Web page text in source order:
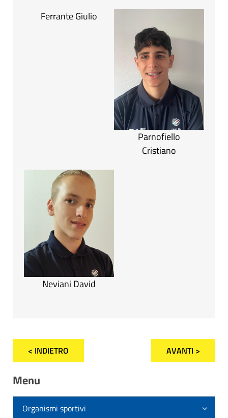
Ferrante Giulio
Parnofiello
Cristiano
Neviani David
< INDIETRO AVANTI >
Menu
Organismi sportivi